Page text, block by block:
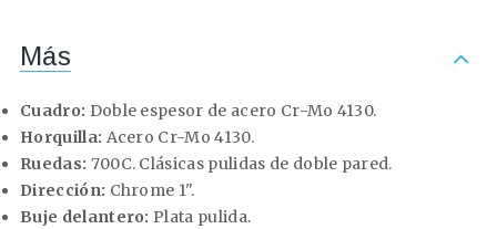
Más
Cuadro: Doble espesor de acero Cr-Mo 4130.
Horquilla: Acero Cr-Mo 4130.
Ruedas: 700C. Clásicas pulidas de doble pared.
Dirección: Chrome 1".
Buje delantero: Plata pulida.